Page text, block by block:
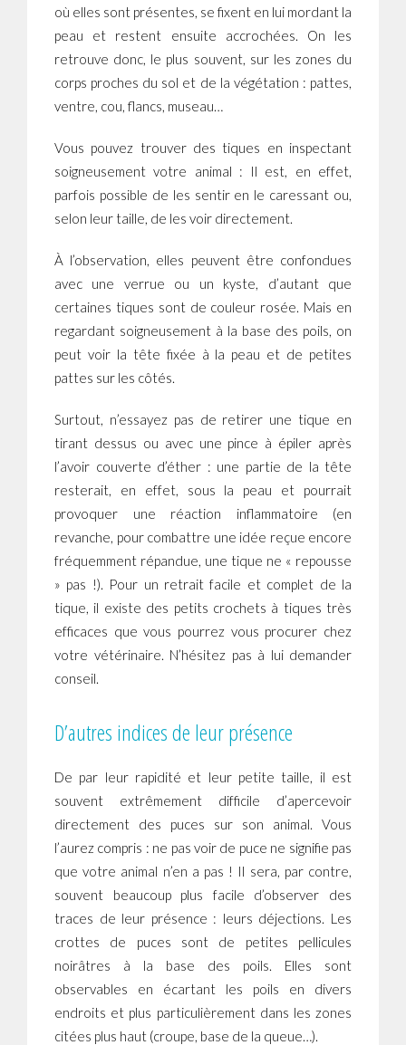
où elles sont présentes, se fixent en lui mordant la
peau et restent ensuite accrochées. On les
retrouve donc, le plus souvent, sur les zones du
corps proches du sol et de la végétation : pattes,
ventre, cou, flancs, museau…
Vous pouvez trouver des tiques en inspectant
soigneusement votre animal : Il est, en effet,
parfois possible de les sentir en le caressant ou,
selon leur taille, de les voir directement.
À l’observation, elles peuvent être confondues
avec une verrue ou un kyste, d’autant que
certaines tiques sont de couleur rosée. Mais en
regardant soigneusement à la base des poils, on
peut voir la tête fixée à la peau et de petites
pattes sur les côtés.
Surtout, n’essayez pas de retirer une tique en
tirant dessus ou avec une pince à épiler après
l’avoir couverte d’éther : une partie de la tête
resterait, en effet, sous la peau et pourrait
provoquer une réaction inflammatoire (en
revanche, pour combattre une idée reçue encore
fréquemment répandue, une tique ne « repousse
» pas !). Pour un retrait facile et complet de la
tique, il existe des petits crochets à tiques très
efficaces que vous pourrez vous procurer chez
votre vétérinaire. N’hésitez pas à lui demander
conseil.
D’autres indices de leur présence
De par leur rapidité et leur petite taille, il est
souvent extrêmement difficile d’apercevoir
directement des puces sur son animal. Vous
l’aurez compris : ne pas voir de puce ne signifie pas
que votre animal n’en a pas ! Il sera, par contre,
souvent beaucoup plus facile d’observer des
traces de leur présence : leurs déjections. Les
crottes de puces sont de petites pellicules
noirâtres à la base des poils. Elles sont
observables en écartant les poils en divers
endroits et plus particulièrement dans les zones
citées plus haut (croupe, base de la queue…).